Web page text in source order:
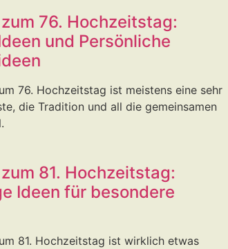
76. Hochzeitstag:
und Persönliche
76. Hochzeitstag ist meistens eine sehr
die Tradition und all die gemeinsamen
81. Hochzeitstag:
Ideen für besondere
81. Hochzeitstag ist wirklich etwas